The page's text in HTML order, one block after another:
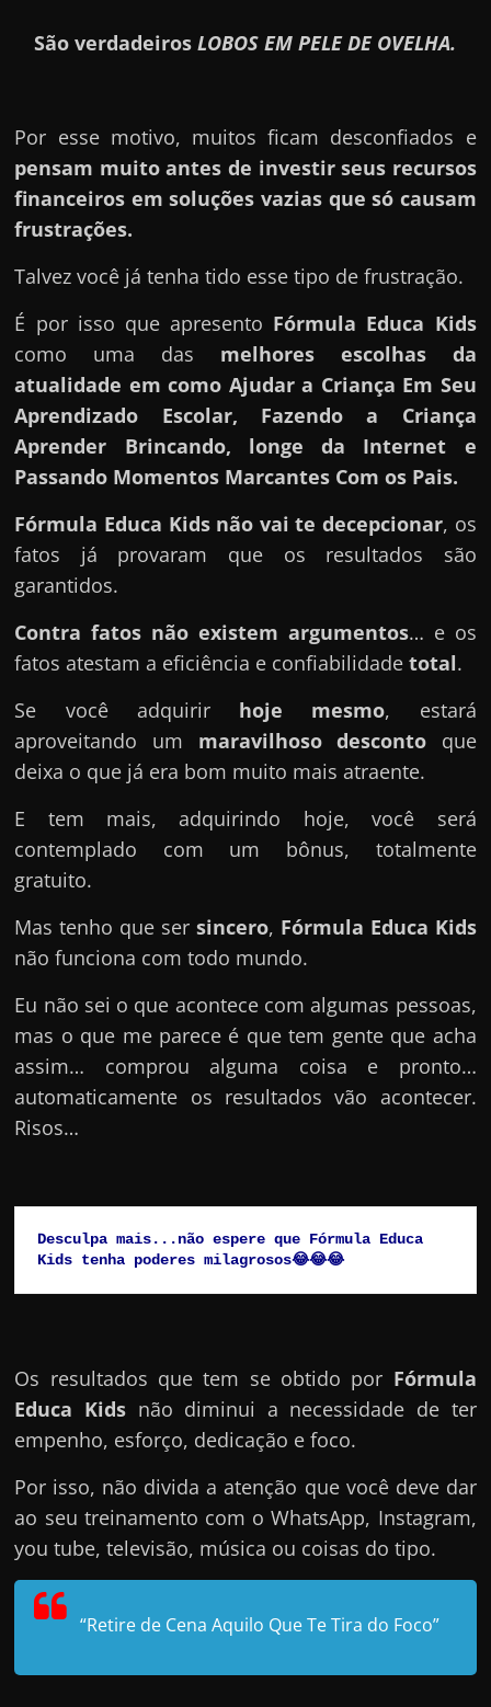
São verdadeirosLOBOS EM PELE DE OVELHA.
Por esse motivo, muitos ficam desconfiados e
pensam muito antes de investir seus recursos
financeiros em soluções vazias que só causam
frustrações.
Talvez você já tenha tido esse tipo de frustração.
É por isso que apresento Fórmula Educa Kids
como uma das melhores escolhas da
atualidade em como Ajudar a Criança Em Seu
Aprendizado Escolar, Fazendo a Criança
Aprender Brincando, longe da Internet e
Passando Momentos Marcantes Com os Pais.
Fórmula Educa Kids não vai te decepcionar, os
fatos já provaram que os resultados são
garantidos.
Contra fatos não existem argumentos… e os
fatos atestam a eficiência e confiabilidadetotal.
Se você adquirir hoje mesmo, estará
aproveitando um maravilhoso desconto que
deixa o que já era bom muito mais atraente.
E tem mais, adquirindo hoje, você será
contemplado com um bônus, totalmente
gratuito.
Mas tenho que ser sincero, Fórmula Educa Kids
não funciona com todo mundo.
Eu não sei o que acontece com algumas pessoas,
mas o que me parece é que tem gente que acha
assim… comprou alguma coisa e pronto…
automaticamente os resultados vão acontecer.
Risos…
Desculpa mais...não espere que Fórmula Educa
Kids tenha poderes milagrosos😂😂😂
Os resultados que tem se obtido por Fórmula
Educa Kids não diminui a necessidade de ter
empenho, esforço, dedicação e foco.
Por isso, não divida a atenção que você deve dar
ao seu treinamento com o WhatsApp, Instagram,
you tube, televisão, música ou coisas do tipo.
“Retire de Cena Aquilo Que Te Tira do Foco”